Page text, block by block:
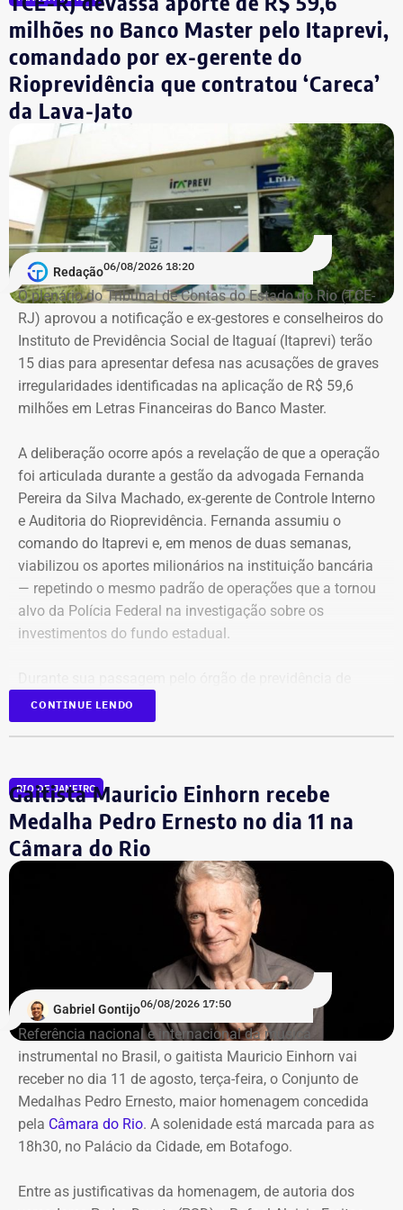
instituições financeiras, além de um depósito bancário no
valor de R$ 0,01.
Empresário do setor de seguros
De acordo com os dados do registro de candidatura, Alex
Melim nasceu no Rio de Janeiro em 2 de junho de 1976, é
casado, possui ensino médio completo e declarou exercer
a profissão de empresário.
Em documento de consulta pública da Casa da Moeda do
Brasil, Alex Ofredi Melim aparece como representante da
Melim Corretora de Seguros Ltda., empresa que atua no
setor de seguros e planos de saúde.
Declaração de bens de Alex Melim em 2026 — Foto:
Reprodução/Divulgacand
milhões no Banco Master pelo Itaprevi,
comandado por ex-gerente do
Rioprevidência que contratou ‘Careca’
da Lava-Jato
Redação06/08/2026 18:20
O plenário do Tribunal de Contas do Estado do Rio (TCE-
RJ) aprovou a notificação e ex-gestores e conselheiros do
Instituto de Previdência Social de Itaguaí (Itaprevi) terão
15 dias para apresentar defesa nas acusações de graves
irregularidades identificadas na aplicação de R$ 59,6
milhões em Letras Financeiras do Banco Master.
A deliberação ocorre após a revelação de que a operação
foi articulada durante a gestão da advogada Fernanda
Pereira da Silva Machado, ex-gerente de Controle Interno
e Auditoria do Rioprevidência. Fernanda assumiu o
comando do Itaprevi e, em menos de duas semanas,
viabilizou os aportes milionários na instituição bancária
— repetindo o mesmo padrão de operações que a tornou
alvo da Polícia Federal na investigação sobre os
investimentos do fundo estadual.
Itaguaí, a ex-gerente do Rioprevidência também
para a estrutura interna o ex-policial federal Jayme Alves
Youssef.
Mais de 20% da carteira
compremetida sob ‘risco de default’
De acordo com o relatório de auditoria do TCE-RJ, os R$
59,6 milhões alocados no Banco Master entre junho e
julho de 2024 representavam mais de 20% de toda a
carteira de investimentos do Itaprevi. A equipe técnica do
Tribunal classificou o processo decisório como
“negligente e temerário”.
Entre os principais pontos apontados pela auditoria
estão:
Mudança brusca na estratégia de investimento: a
20% logo na primeira reunião da nova gestão,
CONTINUE LENDO
RIO DE JANEIRO
Gaitista Mauricio Einhorn recebe
Medalha Pedro Ernesto no dia 11 na
Câmara do Rio
Gabriel Gontijo06/08/2026 17:50
Referência nacional e internacional da música
instrumental no Brasil, o gaitista Mauricio Einhorn vai
receber no dia 11 de agosto, terça-feira, o Conjunto de
Medalhas Pedro Ernesto, maior homenagem concedida
pela Câmara do Rio. A solenidade está marcada para as
18h30, no Palácio da Cidade, em Botafogo.
Entre as justificativas da homenagem, de autoria dos